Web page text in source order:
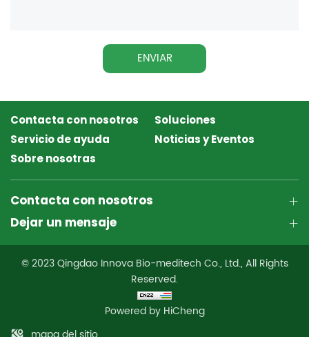
ENVIAR
Contacta con nosotros
Soluciones
Servicio de ayuda
Noticias y Eventos
Sobre nosotras
Contacta con nosotros
Dejar un mensaje
© 2023 Qingdao Innova Bio-meditech Co., Ltd., All Rights
Reserved.
Powered by HiCheng